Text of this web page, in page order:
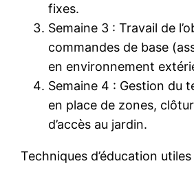
fixes.
Semaine 3 : Travail de
commandes de base
en environnement
Semaine 4 : Gestion du
en place de zones,
d’accès au jardin.
Techniques d’éducation utiles